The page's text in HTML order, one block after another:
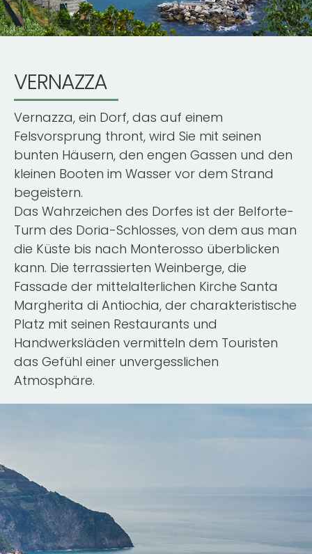
VERNAZZA
Vernazza, ein Dorf, das auf einem
Felsvorsprung thront, wird Sie mit seinen
bunten Häusern, den engen Gassen und den
kleinen Booten im Wasser vor dem Strand
begeistern.
Das Wahrzeichen des Dorfes ist der Belforte-
Turm des Doria-Schlosses, von dem aus man
die Küste bis nach Monterosso überblicken
kann. Die terrassierten Weinberge, die
Fassade der mittelalterlichen Kirche Santa
Margherita di Antiochia, der charakteristische
Platz mit seinen Restaurants und
Handwerksläden vermitteln dem Touristen
das Gefühl einer unvergesslichen
Atmosphäre.